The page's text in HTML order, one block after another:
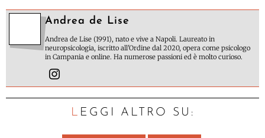
Andrea de Lise
Andrea de Lise (1991), nato e vive a Napoli. Laureato in
neuropsicologia, iscritto all'Ordine dal 2020, opera come psicologo
in Campania e online. Ha numerose passioni ed è molto curioso.
LEGGI ALTRO SU: